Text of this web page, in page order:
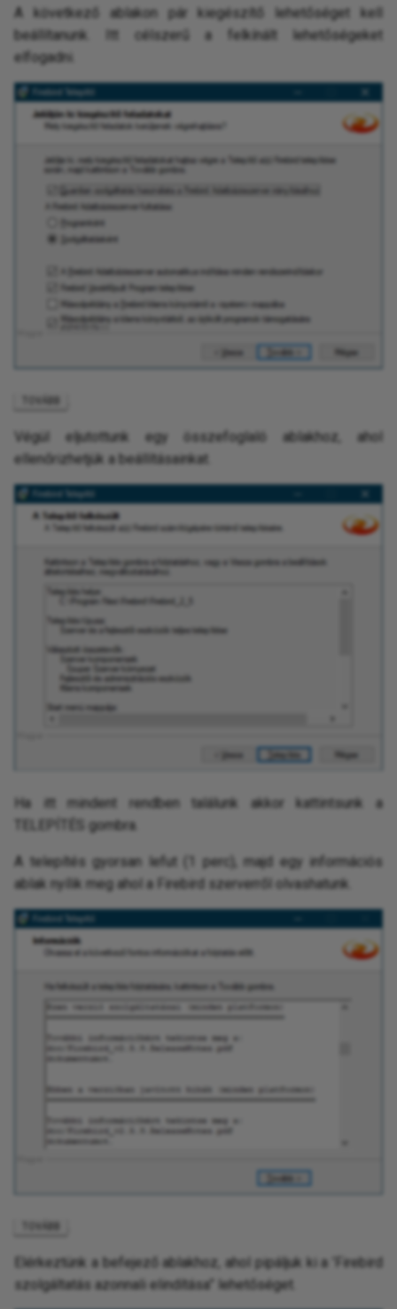
A következő ablakon pár kiegészítő lehetőséget kell
beállítanunk. Itt célszerű a felkínált lehetőségeket
elfogadni.
TOVÁBB
Végül eljutottunk egy összefoglaló ablakhoz, ahol
ellenőrizhetjük a beállításainkat.
Ha itt mindent rendben találunk akkor kattintsunk a
TELEPÍTÉS gombra.
A telepítés gyorsan lefut (1 perc), majd egy információs
ablak nyílik meg ahol a Firebird szerverről olvashatunk.
TOVÁBB
Elérkeztünk a befejező ablakhoz, ahol pipáljuk ki a ’Firebird
szolgáltatás azonnali elindítása” lehetőséget.